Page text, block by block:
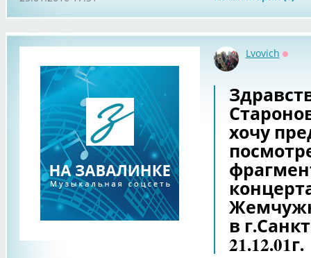
Lvovich
хочу
в
21.12.01г.